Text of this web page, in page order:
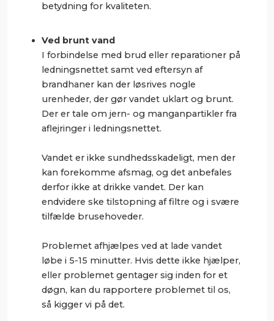
betydning for kvaliteten.
Ved brunt vand
I forbindelse med brud eller reparationer på
ledningsnettet samt ved eftersyn af
brandhaner kan der løsrives nogle
urenheder, der gør vandet uklart og brunt.
Der er tale om jern- og manganpartikler fra
aflejringer i ledningsnettet.
Vandet er ikke sundhedsskadeligt, men der
kan forekomme afsmag, og det anbefales
derfor ikke at drikke vandet. Der kan
endvidere ske tilstopning af filtre og i svære
tilfælde brusehoveder.
Problemet afhjælpes ved at lade vandet
løbe i 5-15 minutter. Hvis dette ikke hjælper,
eller problemet gentager sig inden for et
døgn, kan du rapportere problemet til os,
så kigger vi på det.